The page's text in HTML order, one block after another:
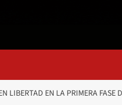
LIBERTAD EN LA PRIMERA FASE